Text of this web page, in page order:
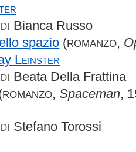
Bianca Russo
spazio (ROMANZO,
Leinster
Beata Della Frattina
ROMANZO,Spaceman,
Stefano Torossi